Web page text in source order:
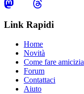
Link Rapidi
Home
Novità
Come fare amicizia
Forum
Contattaci
Aiuto